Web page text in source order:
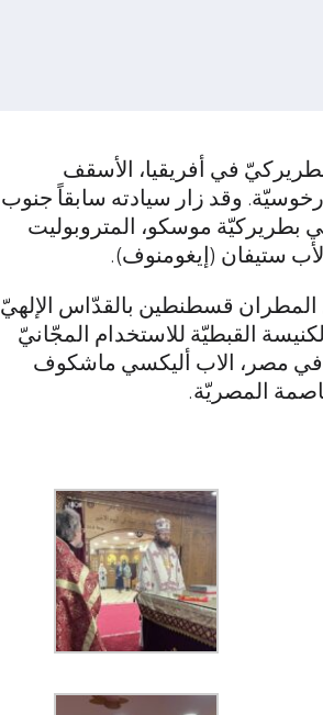
في أفريقيا، الأسقف
وقد زار سيادته سابقاً جنوب
بطريركيّة موسكو، المتروبوليت
ستيفان (إيغومنوف).
المطران قسطنطين بالقدّاس الإلهيّ
كيرلّس بهضبة الأهرام، والتي تمّ نقلها في العام 2022 من قبل الكنيسة القبطيّة للاستخدام المجّانيّ
في مصر، الاب أليكسي ماشكوف
المصريّة.